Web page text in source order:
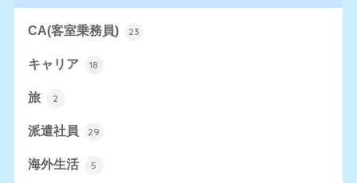
CA(客室乗務員) 23
キャリア 18
旅 2
派遣社員 29
海外生活 5